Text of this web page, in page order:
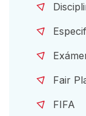
Fair
FIFA